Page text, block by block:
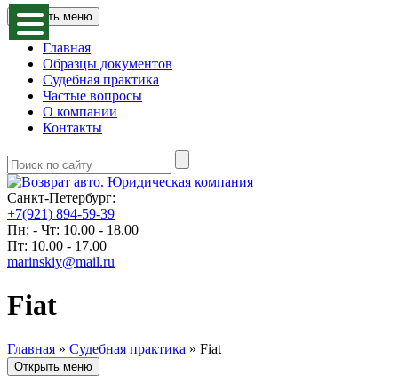
Открыть меню
Главная
Образцы документов
Судебная практика
Частые вопросы
О компании
Контакты
Санкт-Петербург:
+7(921) 894-59-39
Пн: - Чт: 10.00 - 18.00
Пт: 10.00 - 17.00
marinskiy@mail.ru
Fiat
Главная » Судебная практика » Fiat
Открыть меню